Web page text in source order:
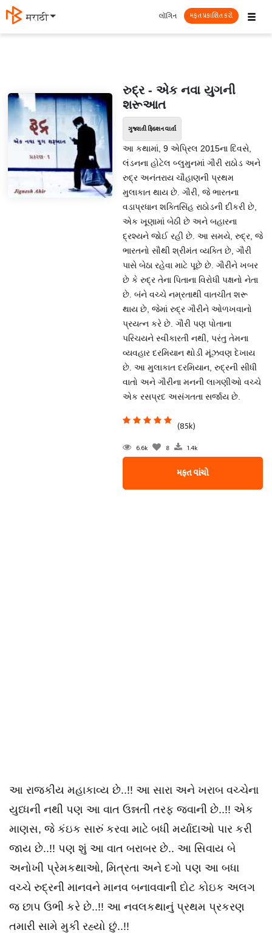
मराठी ☰
લૉગિન મફત પ્રકાશિત કરો
રુદ્ર - એક નવા યુગની
શરૂઆત
ગુજરાતી ફિક્શન વાર્તા
આ કથામાં, 9 એપ્રિલ 2015ના દિવસે,
લંડનના હોટેલ બ્લુમુનમાં ગૌરી રાઠોડ અને
રુદ્ર અનંતરાય ચૌહાણની પ્રથમ
મુલાકાત થાય છે. ગૌરી, જે ભારતના
વડાપ્રધાન શક્તિસિંહ રાઠોડની દીકરી છે,
એક ખૂણામાં બેઠી છે અને બહારના
દ્રશ્યને જોઈ રહી છે. આ સમયે, રુદ્ર, જે
ભારતનો સૌથી શ્રીમંત વ્યક્તિ છે, ગૌરી
પાસે બેઠા રહેવા માટે પૂછે છે. ગૌરીને ખબર
છે કે રુદ્ર તેના પિતાના વિરોધી પક્ષનો નેતા
છે. બંને વચ્ચે નમ્રતાથી વાતચીત શરૂ
થાય છે, જેમાં રુદ્ર ગૌરીને ઓળખવાનો
પ્રયત્ન કરે છે. ગૌરી પણ પોતાના
પરિચયને સ્વીકારતી નથી, પરંતુ તેમના
વ્યવહાર દરમિયાન થોડી મૂંઝવણ દેખાય
છે. આ મુલાકાત દરમિયાન, રુદ્રની સીધી
વાતો અને ગૌરીના મનની લાગણીઓ વચ્ચે
એક રસપ્રદ અસંગતતા સર્જાય છે.
(85k)
6.6k 8 1.4k
મફત વાંચો
આ રાજકીય મહાકાવ્ય છે..!! આ સારા અને ખરાબ વચ્ચેના
યુધ્ધની નથી પણ આ વાત ઉન્નતી તરફ જવાની છે..!! એક
માણસ, જે કંઇક સારું કરવા માટે બધી મર્યાદાઓ પાર કરી
જાય છે..!! પણ શું આ વાત બરાબર છે.. આ સિવાય બે
અનોખી પ્રેમકથાઓ, મિત્રતા અને દગો પણ આ બધા
વચ્ચે રુદ્રની માનવને માનવ બનાવવાની દોટ કોઇક અલગ
જ છાપ ઉભી કરે છે..!! આ નવલકથાનું પ્રથમ પ્રકરણ
તમારી સામે મુકી રહ્યો છું..!!